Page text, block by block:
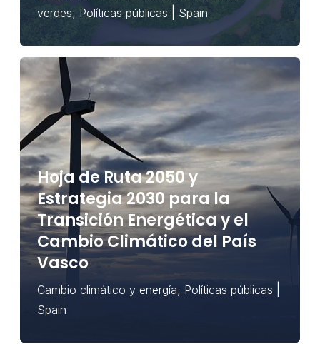
verdes, Políticas públicas Spain
Hoja de Ruta 2050 y
Estrategia 2030 para la
Transición Energética y el
Cambio Climático del País
Vasco
Cambio climático y energía, Políticas públicas
Spain